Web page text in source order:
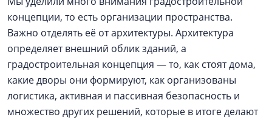
концепции, то есть организации пространства.
Важно отделять её от архитектуры. Архитектура
определяет внешний облик зданий, а
градостроительная концепция — то, как стоят дома,
какие дворы они формируют, как организованы
логистика, активная и пассивная безопасность и
множество других решений, которые в итоге делают